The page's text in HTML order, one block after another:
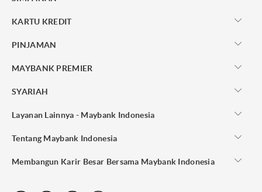
KARTU KREDIT
PINJAMAN
MAYBANK PREMIER
SYARIAH
Layanan Lainnya - Maybank Indonesia
Tentang Maybank Indonesia
Membangun Karir Besar Bersama Maybank Indonesia